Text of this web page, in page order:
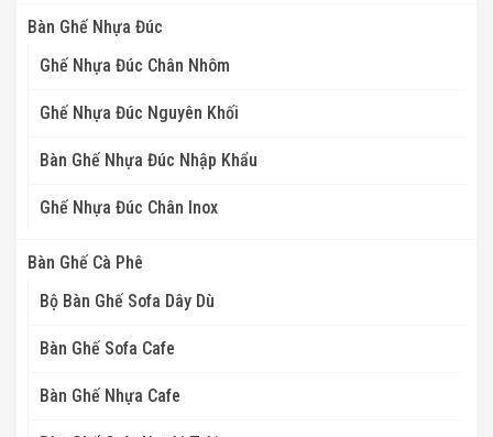
Bàn Ghế Nhựa Đúc
Ghế Nhựa Đúc Chân Nhôm
Ghế Nhựa Đúc Nguyên Khối
Bàn Ghế Nhựa Đúc Nhập Khẩu
Ghế Nhựa Đúc Chân Inox
Bàn Ghế Cà Phê
Bộ Bàn Ghế Sofa Dây Dù
Bàn Ghế Sofa Cafe
Bàn Ghế Nhựa Cafe